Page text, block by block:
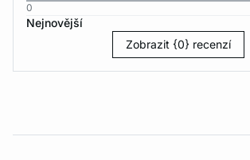
0
Nejnovější
Zobrazit {0} recenzí